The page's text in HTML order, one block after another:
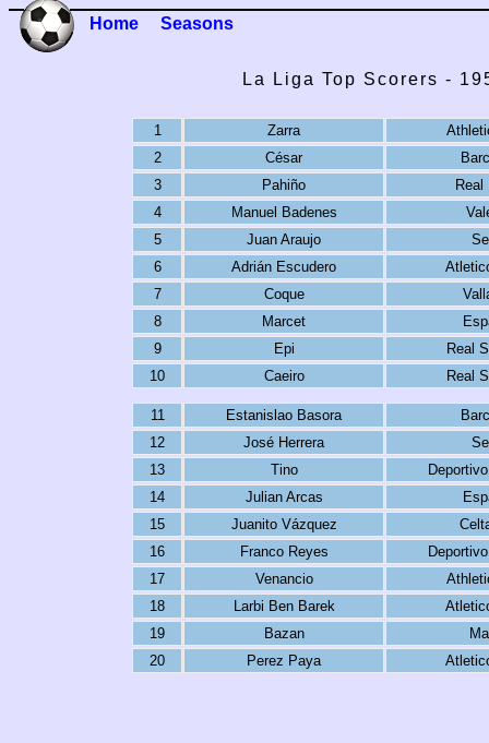
Home Seasons
La Liga Top Scorers -
1 Zarra
2
César
3
Pahiño
Real
4
Manuel Badenes
5
Juan Araujo
6
Adrián Escudero
7
Coque
8
Marcet
9
Epi
Real
10
Caeiro Real
11 Estanislao Basora
12
José Herrera
13
Tino
14
Julian Arcas
15
Juanito Vázquez
16
Franco Reyes
17
Venancio
18
Larbi Ben Barek
19
Bazan
20
Perez Paya